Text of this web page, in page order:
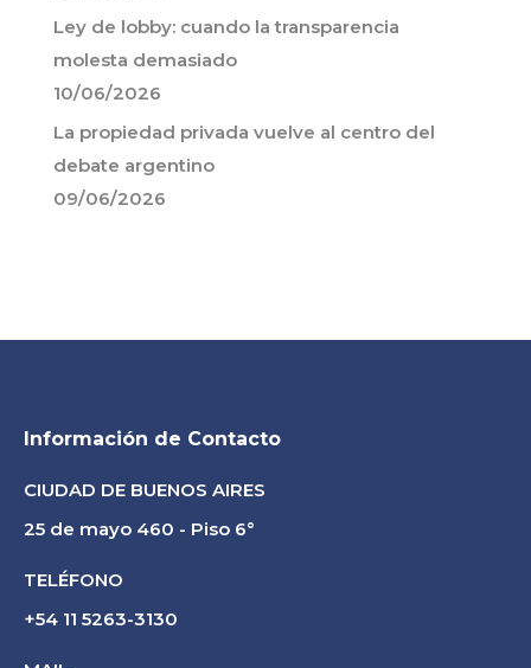
Ley de lobby: cuando la transparencia
molesta demasiado
10/06/2026
La propiedad privada vuelve al centro del
debate argentino
09/06/2026
Información de Contacto
CIUDAD DE BUENOS AIRES
25 de mayo 460 - Piso 6°
TELÉFONO
+54 11 5263-3130